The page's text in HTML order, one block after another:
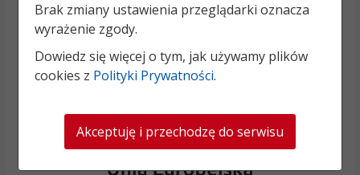
Brak zmiany ustawienia przeglądarki oznacza
wyrażenie zgody.
Dowiedz się więcej o tym, jak używamy plików
cookies z Polityki Prywatności.
Akceptuję i przechodzę do serwisu